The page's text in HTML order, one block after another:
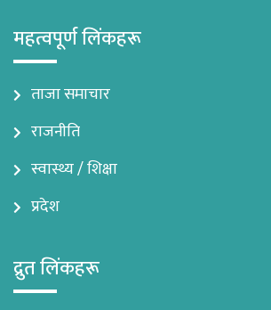
महत्वपूर्ण लिंकहरू
ताजा समाचार
राजनीति
स्वास्थ्य / शिक्षा
प्रदेश
द्रुत लिंकहरू